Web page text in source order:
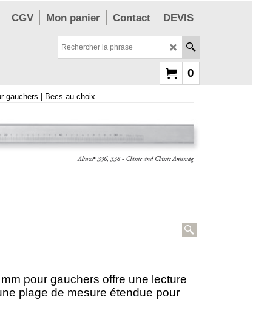
CGV Mon panier Contact DEVIS
0
gauchers | Becs au choix
pour gauchers offre une lecture
plage de mesure étendue pour